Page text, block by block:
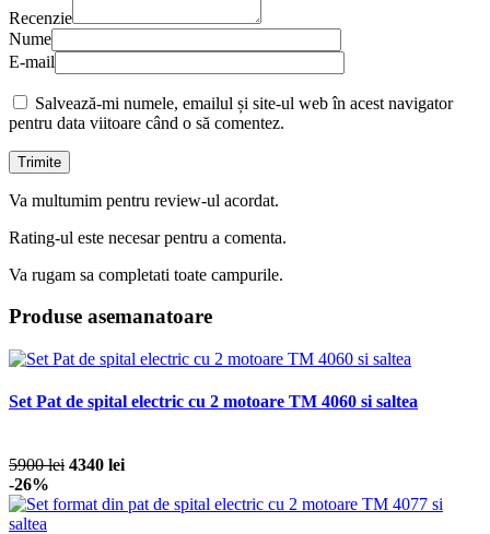
Recenzie
Nume
E-mail
Salvează-mi numele, emailul și site-ul web în acest navigator
pentru data viitoare când o să comentez.
Va multumim pentru review-ul acordat.
Rating-ul este necesar pentru a comenta.
Va rugam sa completati toate campurile.
Produse asemanatoare
Set Pat de spital electric cu 2 motoare TM 4060 si saltea
5900 lei 4340 lei
-26%